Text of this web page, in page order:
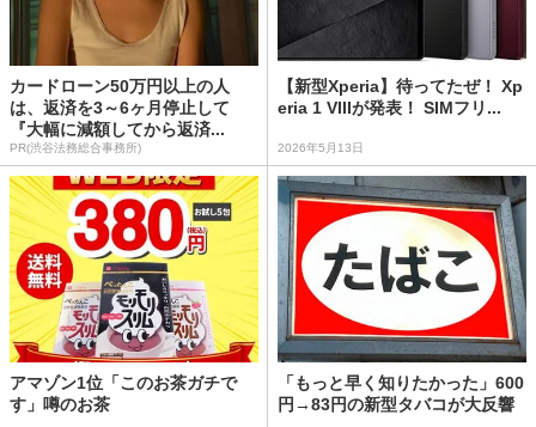
カードローン50万円以上の人
は、返済を3～6ヶ月停止して
『大幅に減額してから返済...
PR(渋谷法務総合事務所)
【新型Xperia】待ってたぜ！ Xp
eria 1 VIIIが発表！ SIMフリ...
2026年5月13日
アマゾン1位「このお茶ガチで
す」噂のお茶
「もっと早く知りたかった」600
円→83円の新型タバコが大反響